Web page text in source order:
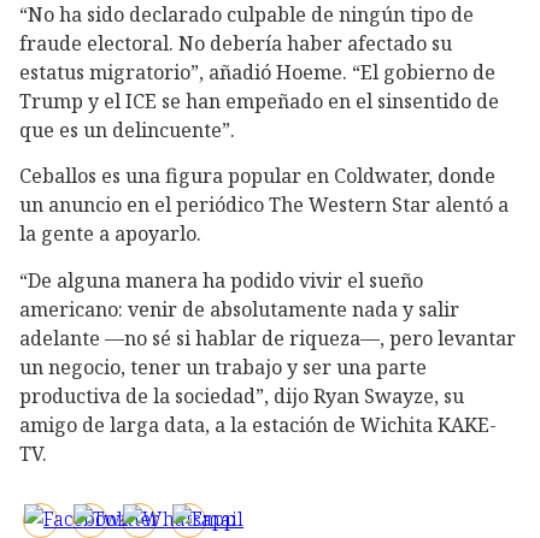
“No ha sido declarado culpable de ningún tipo de
fraude electoral. No debería haber afectado su
estatus migratorio”, añadió Hoeme. “El gobierno de
Trump y el ICE se han empeñado en el sinsentido de
que es un delincuente”.
Ceballos es una figura popular en Coldwater, donde
un anuncio en el periódico The Western Star alentó a
la gente a apoyarlo.
“De alguna manera ha podido vivir el sueño
americano: venir de absolutamente nada y salir
adelante —no sé si hablar de riqueza—, pero levantar
un negocio, tener un trabajo y ser una parte
productiva de la sociedad”, dijo Ryan Swayze, su
amigo de larga data, a la estación de Wichita KAKE-
TV.